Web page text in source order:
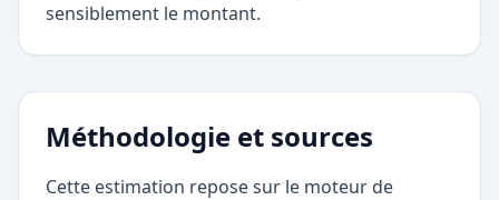
sensiblement le montant.
Méthodologie et sources
Cette estimation repose sur le moteur de